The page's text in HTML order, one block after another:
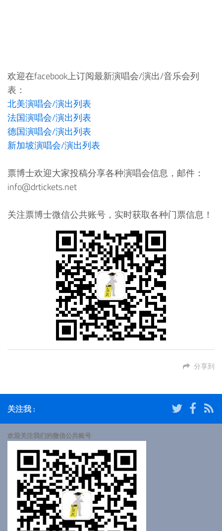
欢迎在facebook上订阅最新演唱会/演出/音乐会列
表：
北美演唱会/演出列表
法国演唱会/演出列表
德国演唱会/演出列表
新加坡演唱会/演出列表
票博士欢迎大家投稿分享各种演唱会信息，邮件：
info@drtickets.net
关注票博士微信公共账号，实时获取各种门票信息！
分享到
关注我 :
欢迎关注我们的微信公共账号